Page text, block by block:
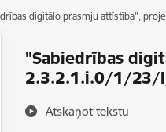
digitālo prasmju attīstība",
"Sabiedrības
2.3.2.1.i.0/1/23/
Atskaņot tekstu